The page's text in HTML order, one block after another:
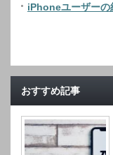
iPhoneユーザーの
おすすめ記事